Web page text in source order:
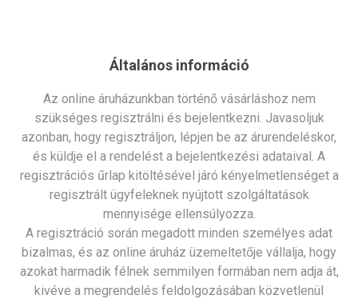
Általános információ
Az online áruházunkban történő vásárláshoz nem
szükséges regisztrálni és bejelentkezni. Javasoljuk
azonban, hogy regisztráljon, lépjen be az árurendeléskor,
és küldje el a rendelést a bejelentkezési adataival. A
regisztrációs űrlap kitöltésével járó kényelmetlenséget a
regisztrált ügyfeleknek nyújtott szolgáltatások
mennyisége ellensúlyozza.
A regisztráció során megadott minden személyes adat
bizalmas, és az online áruház üzemeltetője vállalja, hogy
azokat harmadik félnek semmilyen formában nem adja át,
kivéve a megrendelés feldolgozásában közvetlenül